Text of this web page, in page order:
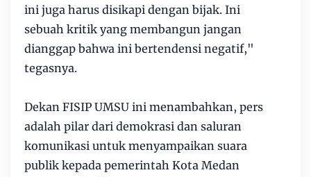
ini juga harus disikapi dengan bijak. Ini
sebuah kritik yang membangun jangan
dianggap bahwa ini bertendensi negatif,"
tegasnya.
Dekan FISIP UMSU ini menambahkan, pers
adalah pilar dari demokrasi dan saluran
komunikasi untuk menyampaikan suara
publik kepada pemerintah Kota Medan